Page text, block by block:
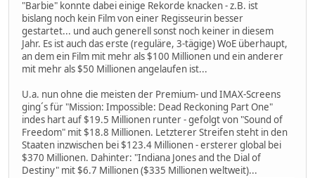
"Barbie" konnte dabei einige Rekorde knacken - z.B. ist
bislang noch kein Film von einer Regisseurin besser
gestartet... und auch generell sonst noch keiner in diesem
Jahr. Es ist auch das erste (reguläre, 3-tägige) WoE überhaupt,
an dem ein Film mit mehr als $100 Millionen und ein anderer
mit mehr als $50 Millionen angelaufen ist...
U.a. nun ohne die meisten der Premium- und IMAX-Screens
ging´s für "Mission: Impossible: Dead Reckoning Part One"
indes hart auf $19.5 Millionen runter - gefolgt von "Sound of
Freedom" mit $18.8 Millionen. Letzterer Streifen steht in den
Staaten inzwischen bei $123.4 Millionen - ersterer global bei
$370 Millionen. Dahinter: "Indiana Jones and the Dial of
Destiny" mit $6.7 Millionen ($335 Millionen weltweit)...